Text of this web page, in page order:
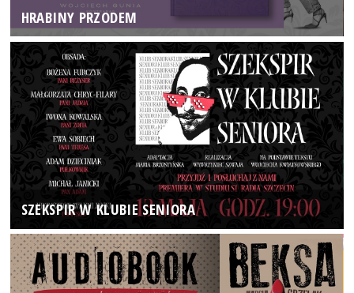
HRABINY PRZODEM
SZEKSPIR W KLUBIE SENIORA